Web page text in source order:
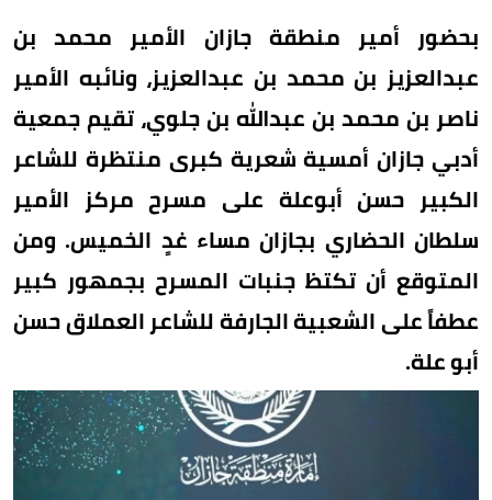
بحضور أمير منطقة جازان الأمير محمد بن
عبدالعزيز بن محمد بن عبدالعزيز، ونائبه الأمير
ناصر بن محمد بن عبدالله بن جلوي، تقيم جمعية
أدبي جازان أمسية شعرية كبرى منتظرة للشاعر
الكبير حسن أبوعلة على مسرح مركز الأمير
سلطان الحضاري بجازان مساء غدٍ الخميس. ومن
المتوقع أن تكتظ جنبات المسرح بجمهور كبير
عطفاً على الشعبية الجارفة للشاعر العملاق حسن
أبو علة.